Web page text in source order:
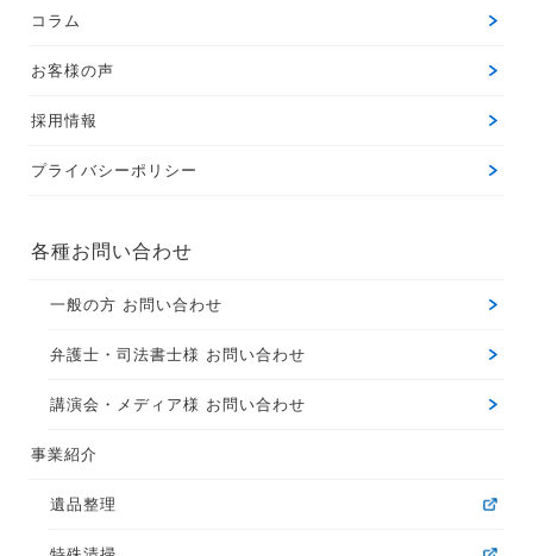
コラム
お客様の声
採用情報
プライバシーポリシー
各種お問い合わせ
一般の方 お問い合わせ
弁護士・司法書士様 お問い合わせ
講演会・メディア様 お問い合わせ
事業紹介
遺品整理